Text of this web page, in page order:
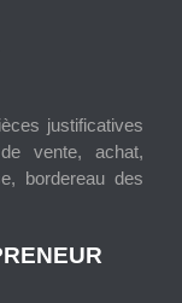
justificatives
vente, achat,
bordereau des